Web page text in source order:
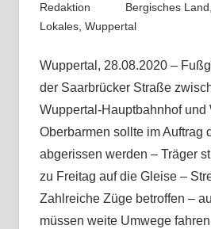
Redaktion
Bergisches Land
Lokales, Wuppertal
Wuppertal, 28.08.2020 –
der Saarbrücker Straße
Wuppertal-Hauptbahnhof und
Oberbarmen sollte im Auftrag
abgerissen werden – Träger
zu Freitag auf die Gleise –
Zahlreiche Züge betroffen –
müssen weite Umwege